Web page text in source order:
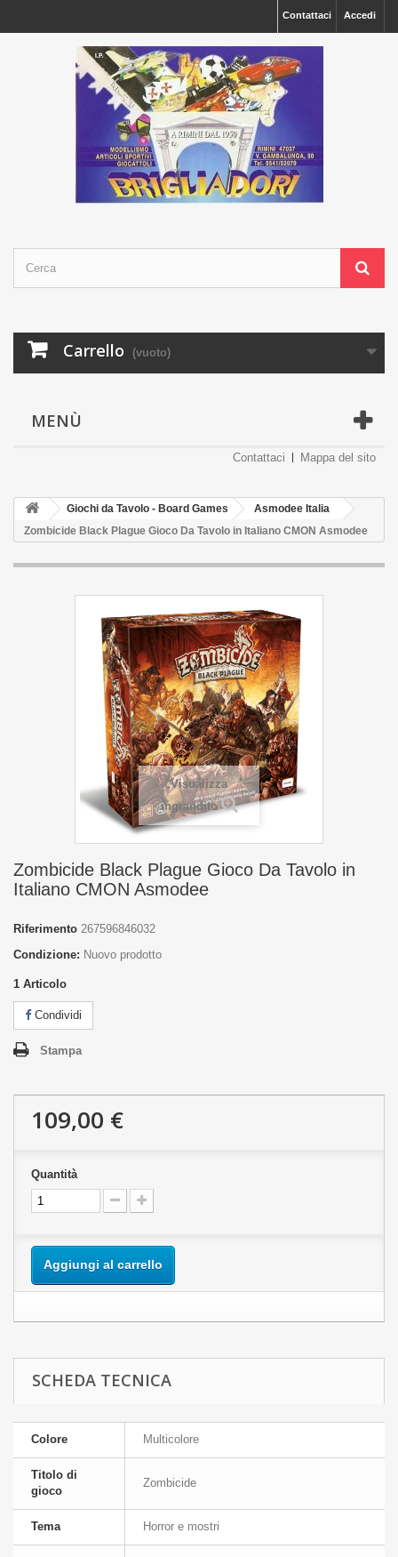
Accedi
Contattaci
Carrello (vuoto)
MENÙ
Contattaci Mappa del sito
Giochi da Tavolo - Board Games
Asmodee Italia
Zombicide Black Plague Gioco Da Tavolo in Italiano CMON Asmodee
Visualizza
ingrandito
Zombicide Black Plague Gioco Da Tavolo in
Italiano CMON Asmodee
Riferimento 267596846032
Condizione: Nuovo prodotto
1 Articolo
Condividi
Stampa
109,00 €
Quantità
Aggiungi al carrello
SCHEDA TECNICA
Colore Multicolore
Titolo di
gioco
Zombicide
Tema Horror e mostri